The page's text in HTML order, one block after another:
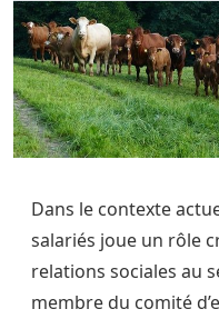
Dans le contexte
salariés joue un rôle
relations sociales au
membre du comité